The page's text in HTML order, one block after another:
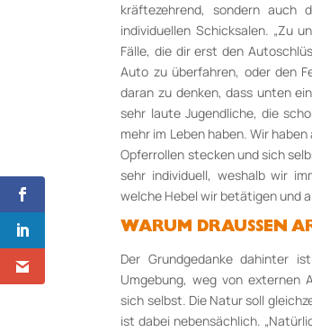
kräftezehrend, sondern auch
individuellen Schicksalen. „Zu
Fälle, die dir erst den
Auto zu überfahren, oder den
daran zu denken, dass unten
sehr laute Jugendliche, die
mehr im Leben haben. Wir
Opferrollen stecken und sich
sehr individuell, weshalb wir
welche Hebel wir betätigen und
WARUM DRAUSSEN
Der Grundgedanke dahinter
Umgebung, weg von externen
sich selbst. Die Natur soll
ist dabei nebensächlich.